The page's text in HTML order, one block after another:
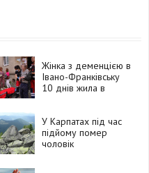
Жінка з деменцією в
Івано-Франківську
10 днів жила в
У Карпатах під час
підйому помер
чоловік